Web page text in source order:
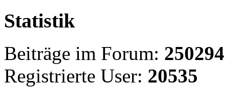
Statistik
Beiträge im Forum: 250294
Registrierte User: 20535